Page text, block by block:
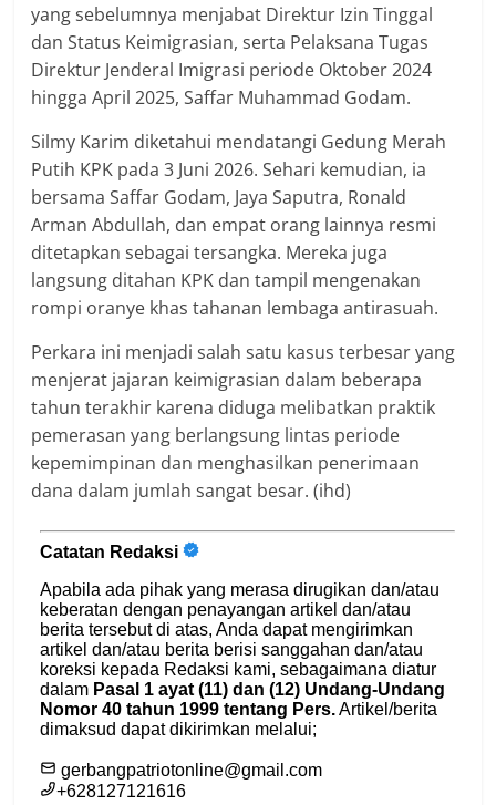
yang sebelumnya menjabat Direktur Izin Tinggal
dan Status Keimigrasian, serta Pelaksana Tugas
Direktur Jenderal Imigrasi periode Oktober 2024
hingga April 2025, Saffar Muhammad Godam.
Silmy Karim diketahui mendatangi Gedung Merah
Putih KPK pada 3 Juni 2026. Sehari kemudian, ia
bersama Saffar Godam, Jaya Saputra, Ronald
Arman Abdullah, dan empat orang lainnya resmi
ditetapkan sebagai tersangka. Mereka juga
langsung ditahan KPK dan tampil mengenakan
rompi oranye khas tahanan lembaga antirasuah.
Perkara ini menjadi salah satu kasus terbesar yang
menjerat jajaran keimigrasian dalam beberapa
tahun terakhir karena diduga melibatkan praktik
pemerasan yang berlangsung lintas periode
kepemimpinan dan menghasilkan penerimaan
dana dalam jumlah sangat besar. (ihd)